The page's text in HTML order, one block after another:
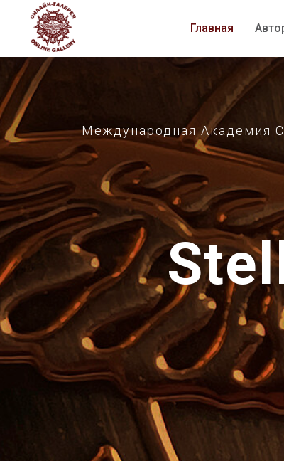
Главная
Главная
Международная Академия